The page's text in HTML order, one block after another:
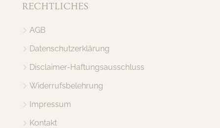
RECHTLICHES
AGB
Datenschutzerklärung
Disclaimer-Haftungsausschluss
Widerrufsbelehrung
Impressum
Kontakt